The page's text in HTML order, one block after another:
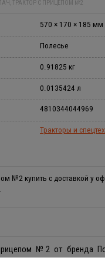
ТРАКТОР С ПРИЦЕПОМ №2
570 × 170 × 185 мм
Полесье
0.91825 кг
0.0135424 л
4810344044969
Тракторы и
№2 купить с доставкой у
№2 от бренда